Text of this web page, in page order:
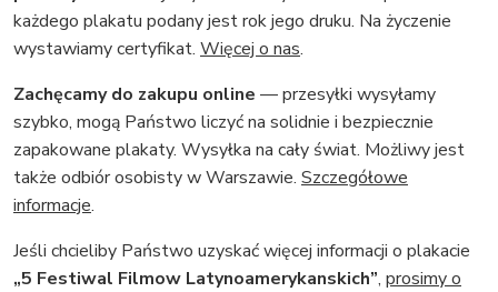
każdego plakatu podany jest rok jego druku. Na życzenie
wystawiamy certyfikat. Więcej o nas.
Zachęcamy do zakupu online — przesyłki wysyłamy
szybko, mogą Państwo liczyć na solidnie i bezpiecznie
zapakowane plakaty. Wysyłka na cały świat. Możliwy jest
także odbiór osobisty w Warszawie. Szczegółowe
informacje.
Jeśli chcieliby Państwo uzyskać więcej informacji o plakacie
„5 Festiwal Filmow Latynoamerykanskich”, prosimy o